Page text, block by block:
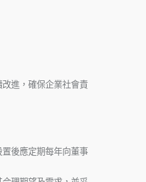
進，確保企業社會責
後應定期每年向董事